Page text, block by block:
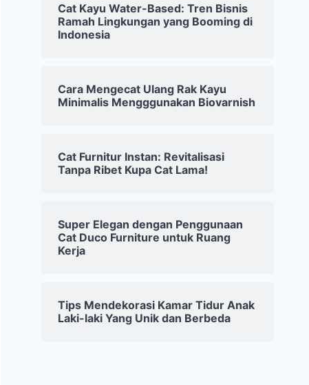
Cat Kayu Water-Based: Tren Bisnis
Ramah Lingkungan yang Booming di
Indonesia
Cara Mengecat Ulang Rak Kayu
Minimalis Mengggunakan Biovarnish
Cat Furnitur Instan: Revitalisasi
Tanpa Ribet Kupa Cat Lama!
Super Elegan dengan Penggunaan
Cat Duco Furniture untuk Ruang
Kerja
Tips Mendekorasi Kamar Tidur Anak
Laki-laki Yang Unik dan Berbeda